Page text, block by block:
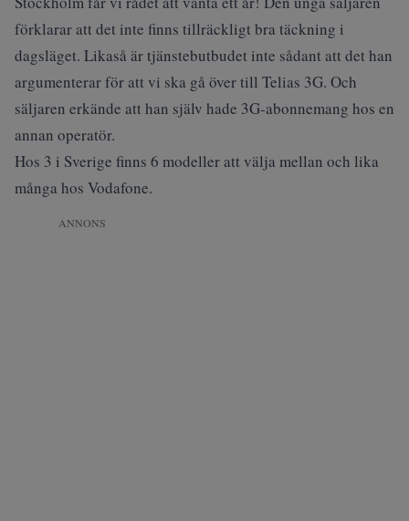
förklarar att det inte finns tillräckligt bra täckning i
dagsläget. Likaså är tjänstebutbudet inte sådant att det han
argumenterar för att vi ska gå över till Telias 3G. Och
säljaren erkände att han själv hade 3G-abonnemang hos en
annan operatör.
Hos 3 i Sverige finns 6 modeller att välja mellan och lika
många hos Vodafone.
ANNONS